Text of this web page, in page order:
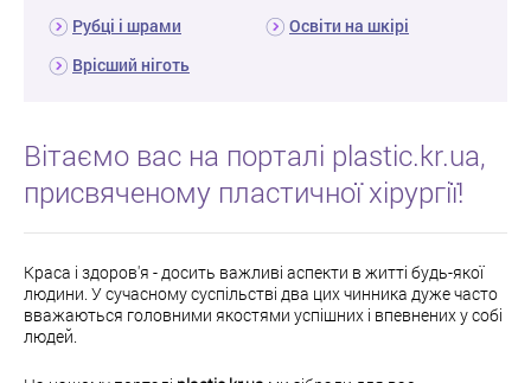
Рубці і шрами
Освіти на шкірі
Врісший ніготь
Вітаємо вас на порталі plastic.kr.ua,
присвяченому пластичної хірургії!
Краса і здоров'я - досить важливі аспекти в житті будь-якої
людини. У сучасному суспільстві два цих чинника дуже часто
вважаються головними якостями успішних і впевнених у собі
людей.